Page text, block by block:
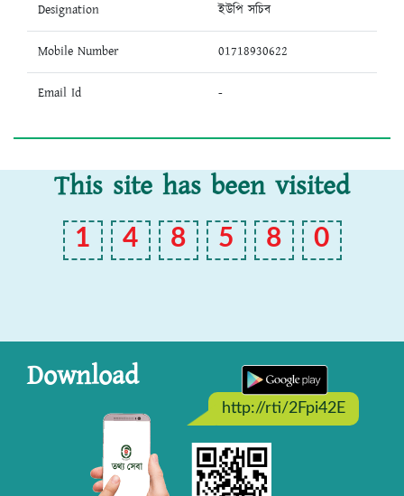
Designation ইউপি সচিব
Mobile Number 01718930622
Email Id -
This site has been visited
1 4 8 5 8 0
Download
http://rti/2Fpi42E